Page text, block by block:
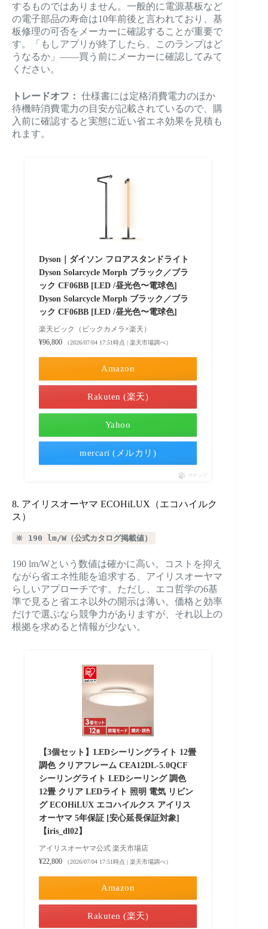
するものではありません。一般的に電源基板など
の電子部品の寿命は10年前後と言われており、基
板修理の可否をメーカーに確認することが重要で
す。「もしアプリが終了したら、このランプはど
うなるか」——買う前にメーカーに確認してみて
ください。
トレードオフ： 仕様書には定格消費電力のほか
待機時消費電力の目安が記載されているので、購
入前に確認すると実態に近い省エネ効果を見積も
れます。
Dyson｜ダイソン フロアスタンドライト
Dyson Solarcycle Morph ブラック／ブラ
ック CF06BB [LED /昼光色〜電球色]
Dyson Solarcycle Morph ブラック／ブラ
ック CF06BB [LED /昼光色〜電球色]
楽天ビック（ビックカメラ×楽天）
¥96,800
（2026/07/04 17:51時点 | 楽天市場調べ）
Amazon
Rakuten (楽天)
Yahoo
mercari (メルカリ)
ポチップ
8. アイリスオーヤマ ECOHiLUX（エコハイルク
ス）
🔆 190 lm/W（公式カタログ掲載値）
190 lm/Wという数値は確かに高い。コストを抑え
ながら省エネ性能を追求する、アイリスオーヤマ
らしいアプローチです。ただし、エコ哲学の6基
準で見ると省エネ以外の開示は薄い。価格と効率
だけで選ぶなら競争力がありますが、それ以上の
根拠を求めると情報が少ない。
【3個セット】LEDシーリングライト 12畳
調色 クリアフレーム CEA12DL-5.0QCF
シーリングライト LEDシーリング 調色
12畳 クリア LEDライト 照明 電気 リビン
グ ECOHiLUX エコハイルクス アイリス
オーヤマ 5年保証 [安心延長保証対象]
【iris_dl02】
アイリスオーヤマ公式 楽天市場店
¥22,800
（2026/07/04 17:51時点 | 楽天市場調べ）
Amazon
Rakuten (楽天)